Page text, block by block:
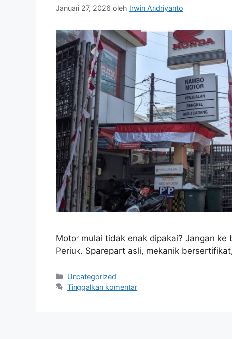
Januari 27, 2026 oleh Irwin Andriyanto
Motor mulai tidak enak dipakai? Jangan
Periuk. Sparepart asli, mekanik
Kategori
Uncategorized
Tinggalkan komentar